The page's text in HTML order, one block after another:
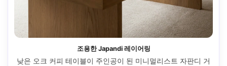
조용한 Japandi 레이어링
낮은 오크 커피 테이블이 주인공이 된 미니멀리스트 자판디 거